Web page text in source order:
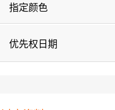
指定颜色
优先权日期